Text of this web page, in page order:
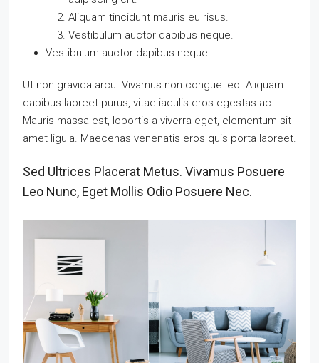
Aliquam tincidunt mauris eu risus.
Vestibulum auctor dapibus neque.
Vestibulum auctor dapibus neque.
Ut non gravida arcu. Vivamus non congue leo. Aliquam
dapibus laoreet purus, vitae iaculis eros egestas ac.
Mauris massa est, lobortis a viverra eget, elementum sit
amet ligula. Maecenas venenatis eros quis porta laoreet.
Sed Ultrices Placerat Metus. Vivamus Posuere
Leo Nunc, Eget Mollis Odio Posuere Nec.